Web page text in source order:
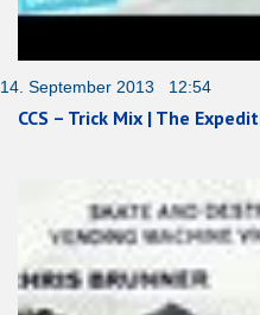
14. September 2013 12:54
CCS – Trick Mix | The